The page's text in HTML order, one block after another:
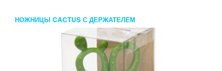
НОЖНИЦЫ CACTUS С ДЕРЖАТЕЛЕМ